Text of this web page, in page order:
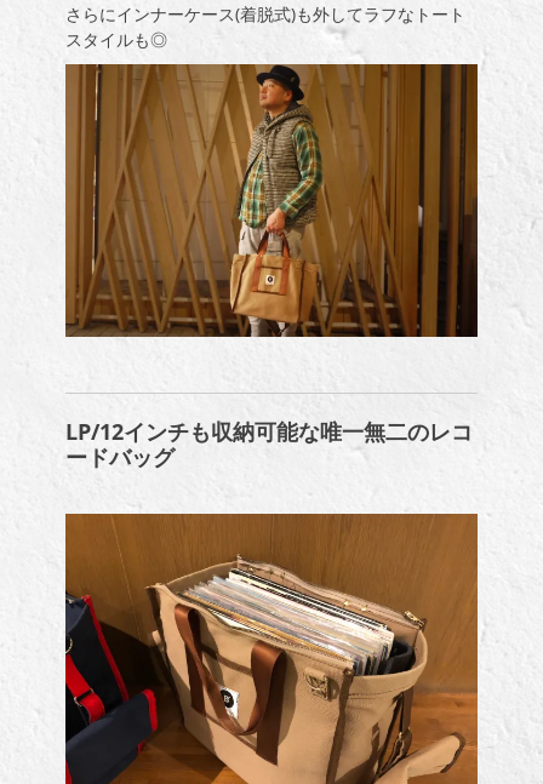
さらにインナーケース(着脱式)も外してラフなトート
スタイルも◎
LP/12インチも収納可能な唯一無二のレコ
ードバッグ